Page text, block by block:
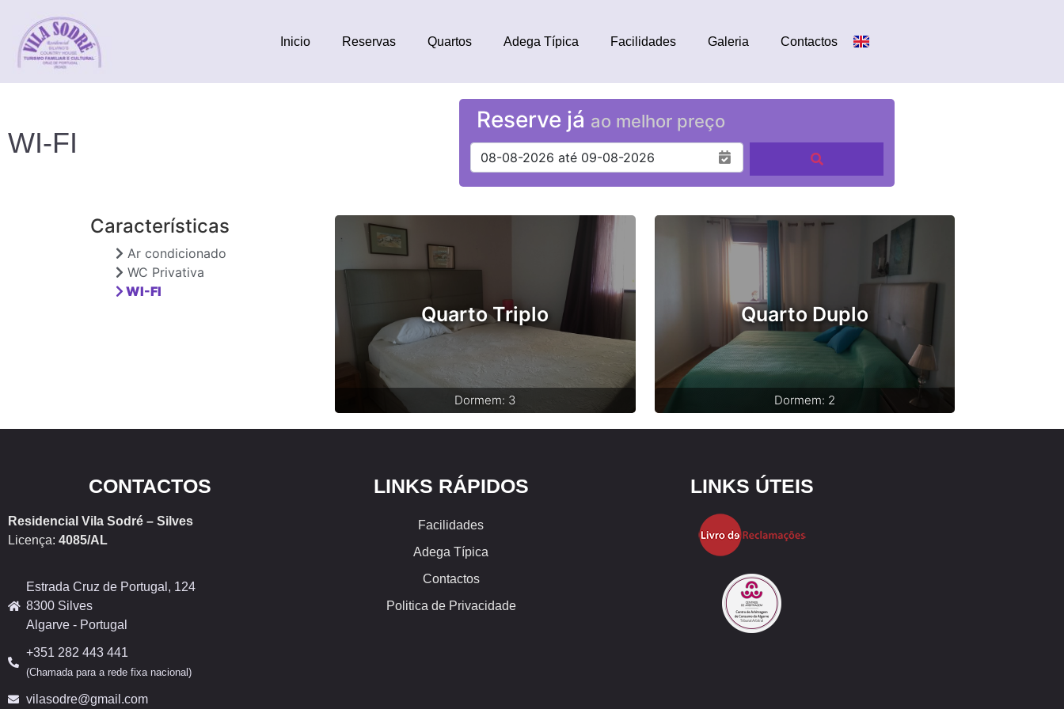
Inicio Reservas Quartos Adega Típica Facilidades Galeria Contactos
WI-FI
Reserve já ao melhor preço
Características
Ar condicionado
WC Privativa
WI-FI
Quarto Triplo
Dormem: 3
Quarto Duplo
Dormem: 2
CONTACTOS
Residencial Vila Sodré – Silves
Licença: 4085/AL
Estrada Cruz de Portugal, 124
8300 Silves
Algarve - Portugal
+351 282 443 441
(Chamada para a rede fixa nacional)
vilasodre@gmail.com
LINKS RÁPIDOS
Facilidades
Adega Típica
Contactos
Politica de Privacidade
LINKS ÚTEIS